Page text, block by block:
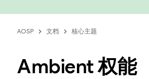
AOSP 文档 核心主题
Ambient 权能